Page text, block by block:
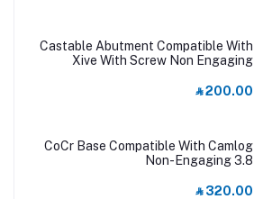
Castable Abutment Compatible With
Xive With Screw Non Engaging
‎⃁ 200.00
CoCr Base Compatible With Camlog
Non-Engaging 3.8
‎⃁ 320.00